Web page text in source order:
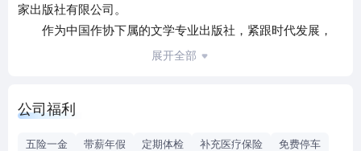
家出版社有限公司。
作为中国作协下属的文学专业出版社，紧跟时代发展，
引领文学风尚，出版了大量文学精品，为我国文学发展、社
推出的“当代小说文库”“文学新星丛书”“作家参考丛书”等，曾
展开全部
公司福利
五险一金 带薪年假 定期体检 补充医疗保险
免费停车